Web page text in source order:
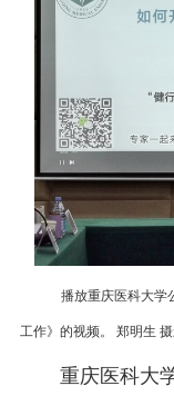
播放重庆医科大学
工作》的视频。 郑明生
重庆医科大